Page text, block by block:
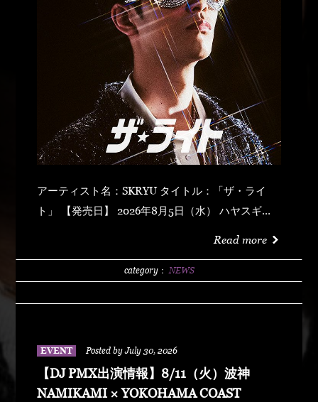
アーティスト名：SKRYU タイトル：「ザ・ライ
ト」 【発売日】 2026年8月5日（水） ハヤスギテ
リング (prod by DJ PMX) マッパ・ノ・オウサマ
Read more
category： NEWS
EVENT Posted by July 30, 2026
【DJ PMX出演情報】8/11（火）波神
NAMIKAMI × YOKOHAMA COAST